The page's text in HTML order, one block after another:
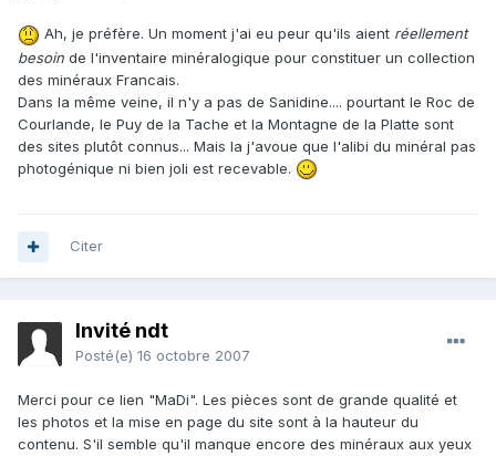
Ah, je préfère. Un moment j'ai eu peur qu'ils aient réellement
besoin de l'inventaire minéralogique pour constituer un collection
des minéraux Francais.
Dans la même veine, il n'y a pas de Sanidine.... pourtant le Roc de
Courlande, le Puy de la Tache et la Montagne de la Platte sont
des sites plutôt connus... Mais la j'avoue que l'alibi du minéral pas
photogénique ni bien joli est recevable.
Citer
Invité ndt
Posté(e) 16 octobre 2007
Merci pour ce lien "MaDi". Les pièces sont de grande qualité et
les photos et la mise en page du site sont à la hauteur du
contenu. S'il semble qu'il manque encore des minéraux aux yeux